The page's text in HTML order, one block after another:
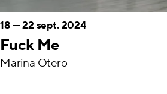
Fuck Me
18—22 sept. 2024
Marina Otero